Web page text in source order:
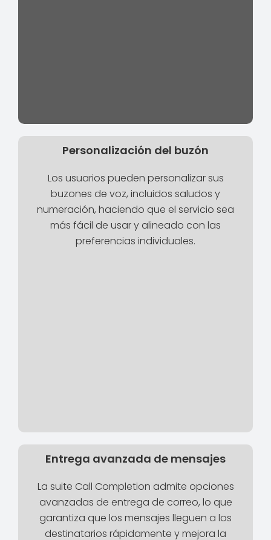
Personalización del buzón
Los usuarios pueden personalizar sus
buzones de voz, incluidos saludos y
numeración, haciendo que el servicio sea
más fácil de usar y alineado con las
preferencias individuales.
Entrega avanzada de mensajes
La suite Call Completion admite opciones
avanzadas de entrega de correo, lo que
garantiza que los mensajes lleguen a los
destinatarios rápidamente y mejora la